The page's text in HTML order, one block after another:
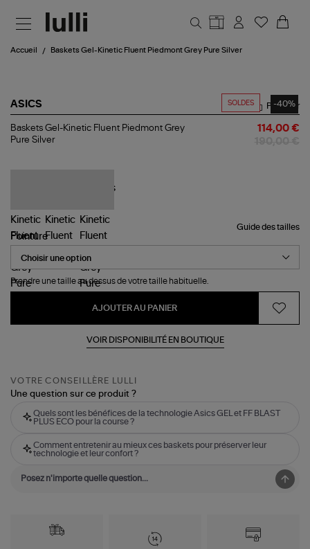
Accueil Baskets Gel-Kinetic Fluent Piedmont Grey Pure Silver
SOLDES -40%
ASICS
Baskets
Gel-
Partager
Baskets Gel-Kinetic Fluent Piedmont Grey
Pure Silver
114,00 €
Guide des tailles
Pointure
Prendre une taille au dessus de votre taille habituelle.
AJOUTER AU PANIER
VOIR DISPONIBILITÉ EN BOUTIQUE
VOTRE CONSEILLÈRE LULLI
Une question sur ce produit ?
Quels sont les bénéfices de la technologie Asics GEL et FF BLAST
PLUS ECO pour la course ?
Comment entretenir au mieux ces baskets pour préserver leur
technologie et leur confort ?